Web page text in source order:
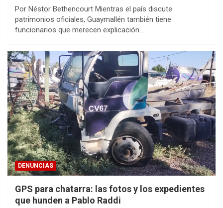
Por Néstor Bethencourt Mientras el país discute
patrimonios oficiales, Guaymallén también tiene
funcionarios que merecen explicación…
DENUNCIAS
GPS para chatarra: las fotos y los expedientes
que hunden a Pablo Raddi